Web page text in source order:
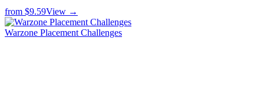
from $9.59View →
Warzone Placement Challenges